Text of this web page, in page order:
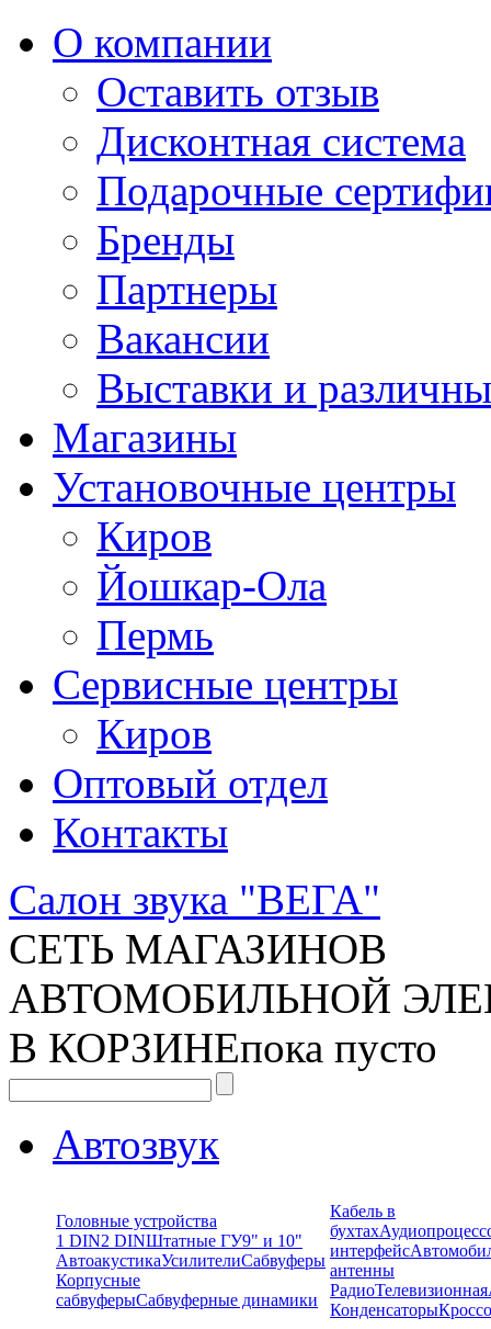
О компании
Оставить отзыв
Дисконтная система
Подарочные
Бренды
Партнеры
Вакансии
Выставки и
Магазины
Установочные центры
Киров
Йошкар-Ола
Пермь
Сервисные центры
Киров
Оптовый отдел
Контакты
Салон звука "ВЕГА"
СЕТЬ МАГАЗИНОВ
АВТОМОБИЛЬНОЙ
В КОРЗИНЕпока пусто
Автозвук
Головные устройства
1 DIN2 DINШтатные ГУ9" и 10"
АвтоакустикаУсилителиСабвуферы
Корпусные
сабвуферыСабвуферные динамики
Кабель в
бухтах
интерфейс
антенны
РадиоТелевизионная
Конденсаторы